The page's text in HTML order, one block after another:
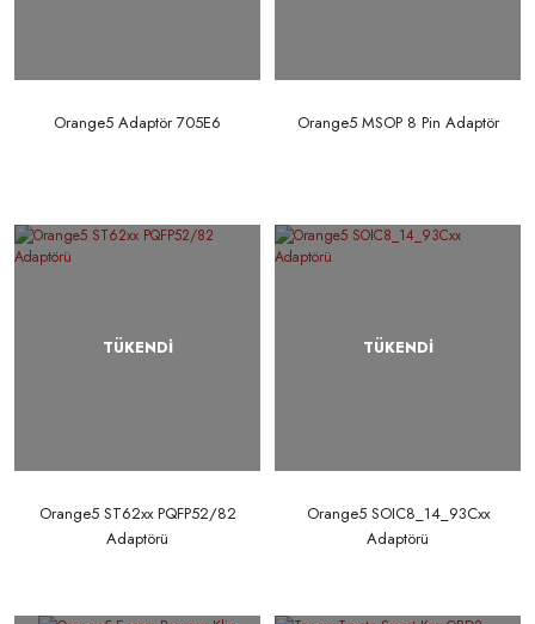
Orange5 Adaptör 705E6 Orange5 MSOP 8 Pin Adaptör
TÜKENDİ
Orange5 ST62xx PQFP52/82
Adaptörü
TÜKENDİ
Orange5 SOIC8_14_93Cxx
Adaptörü